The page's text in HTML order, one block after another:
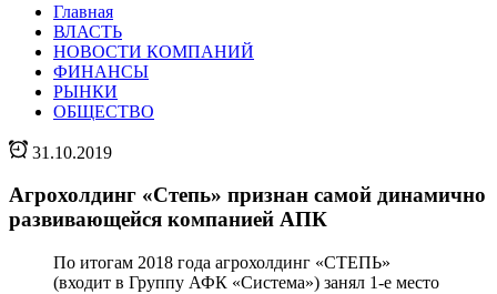
Главная
ВЛАСТЬ
НОВОСТИ КОМПАНИЙ
ФИНАНСЫ
РЫНКИ
ОБЩЕСТВО
31.10.2019
Агрохолдинг «Степь» признан самой динамично
развивающейся компанией АПК
По итогам 2018 года агрохолдинг «СТЕПЬ»
(входит в Группу АФК «Система») занял 1-е место